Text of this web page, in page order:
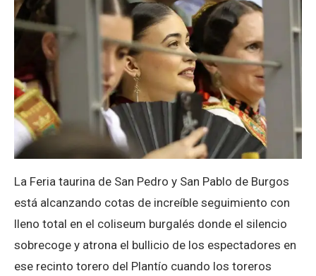
La Feria taurina de San Pedro y San Pablo de Burgos
está alcanzando cotas de increíble seguimiento con
lleno total en el coliseum burgalés donde el silencio
sobrecoge y atrona el bullicio de los espectadores en
ese recinto torero del Plantío cuando los toreros